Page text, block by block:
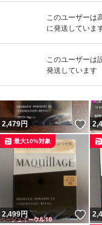
このユーザーは
に発送していま
このユーザーは
発送しています
い
いいね！
2,479円 い
いいね！
2,499円 い
最大10%対象